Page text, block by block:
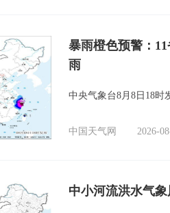
暴雨橙色预警：
雨
中央气象台8月8日18时
中国天气网 2026-
中小河流洪水气